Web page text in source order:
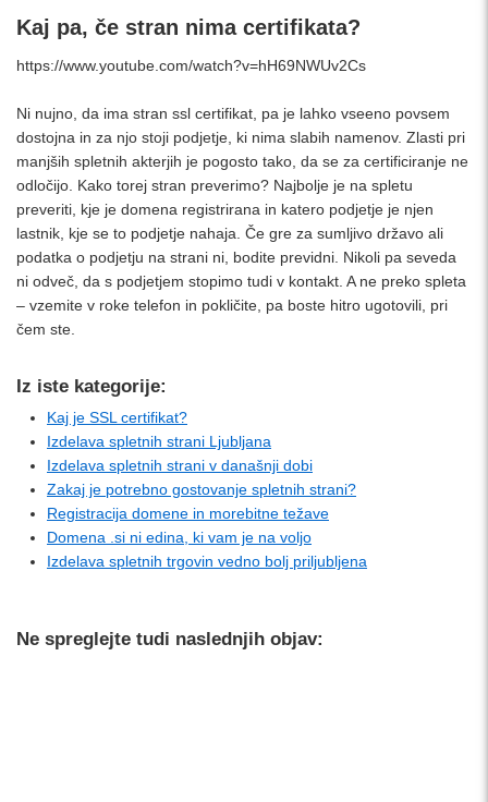
Kaj pa, če stran nima certifikata?
https://www.youtube.com/watch?v=hH69NWUv2Cs
Ni nujno, da ima stran ssl certifikat, pa je lahko vseeno povsem
dostojna in za njo stoji podjetje, ki nima slabih namenov. Zlasti pri
manjših spletnih akterjih je pogosto tako, da se za certificiranje ne
odločijo. Kako torej stran preverimo? Najbolje je na spletu
preveriti, kje je domena registrirana in katero podjetje je njen
lastnik, kje se to podjetje nahaja. Če gre za sumljivo državo ali
podatka o podjetju na strani ni, bodite previdni. Nikoli pa seveda
ni odveč, da s podjetjem stopimo tudi v kontakt. A ne preko spleta
– vzemite v roke telefon in pokličite, pa boste hitro ugotovili, pri
čem ste.
Iz iste kategorije:
Kaj je SSL certifikat?
Izdelava spletnih strani Ljubljana
Izdelava spletnih strani v današnji dobi
Zakaj je potrebno gostovanje spletnih strani?
Registracija domene in morebitne težave
Domena .si ni edina, ki vam je na voljo
Izdelava spletnih trgovin vedno bolj priljubljena
Ne spreglejte tudi naslednjih objav: